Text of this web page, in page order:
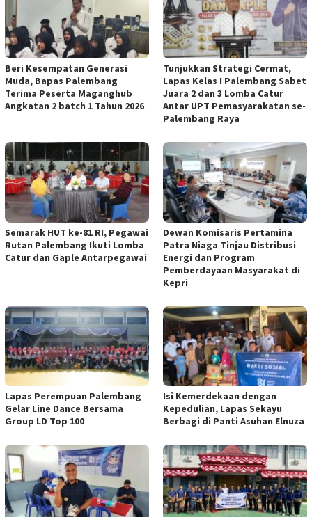
Beri Kesempatan Generasi
Muda, Bapas Palembang
Terima Peserta Maganghub
Angkatan 2 batch 1 Tahun 2026
Tunjukkan Strategi Cermat,
Lapas Kelas I Palembang Sabet
Juara 2 dan 3 Lomba Catur
Antar UPT Pemasyarakatan se-
Palembang Raya
Semarak HUT ke-81 RI, Pegawai
Rutan Palembang Ikuti Lomba
Catur dan Gaple Antarpegawai
Dewan Komisaris Pertamina
Patra Niaga Tinjau Distribusi
Energi dan Program
Pemberdayaan Masyarakat di
Kepri
Lapas Perempuan Palembang
Gelar Line Dance Bersama
Group LD Top 100
Isi Kemerdekaan dengan
Kepedulian, Lapas Sekayu
Berbagi di Panti Asuhan Elnuza